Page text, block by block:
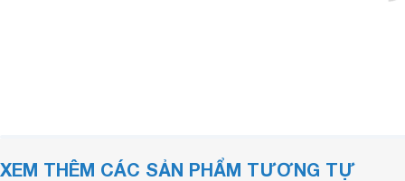
XEM THÊM CÁC SẢN PHẨM TƯƠNG TỰ